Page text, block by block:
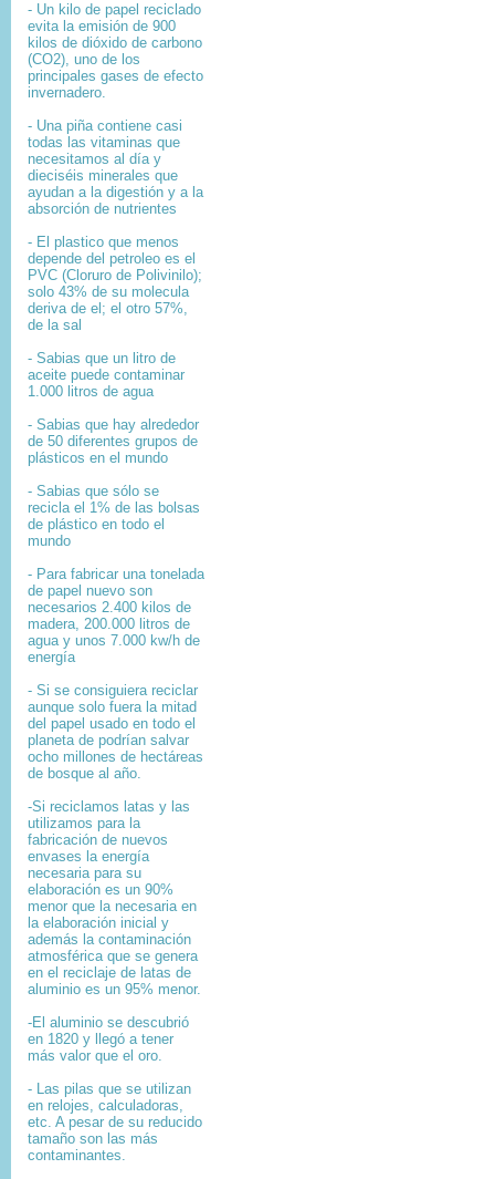
- Un kilo de papel reciclado
evita la emisión de 900
kilos de dióxido de carbono
(CO2), uno de los
principales gases de efecto
invernadero.
- Una piña contiene casi
todas las vitaminas que
necesitamos al día y
dieciséis minerales que
ayudan a la digestión y a la
absorción de nutrientes
- El plastico que menos
depende del petroleo es el
PVC (Cloruro de Polivinilo);
solo 43% de su molecula
deriva de el; el otro 57%,
de la sal
- Sabias que un litro de
aceite puede contaminar
1.000 litros de agua
- Sabias que hay alrededor
de 50 diferentes grupos de
plásticos en el mundo
- Sabias que sólo se
recicla el 1% de las bolsas
de plástico en todo el
mundo
- Para fabricar una tonelada
de papel nuevo son
necesarios 2.400 kilos de
madera, 200.000 litros de
agua y unos 7.000 kw/h de
energía
- Si se consiguiera reciclar
aunque solo fuera la mitad
del papel usado en todo el
planeta de podrían salvar
ocho millones de hectáreas
de bosque al año.
-Si reciclamos latas y las
utilizamos para la
fabricación de nuevos
envases la energía
necesaria para su
elaboración es un 90%
menor que la necesaria en
la elaboración inicial y
además la contaminación
atmosférica que se genera
en el reciclaje de latas de
aluminio es un 95% menor.
-El aluminio se descubrió
en 1820 y llegó a tener
más valor que el oro.
- Las pilas que se utilizan
en relojes, calculadoras,
etc. A pesar de su reducido
tamaño son las más
contaminantes.